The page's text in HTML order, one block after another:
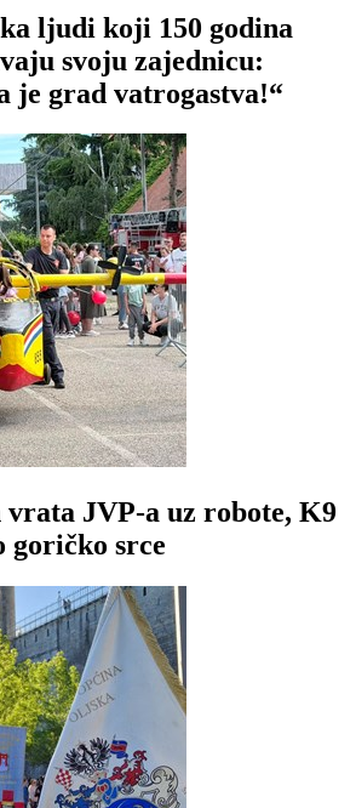
ljudi koji 150 godina
svoju zajednicu:
je grad vatrogastva!“
JVP-a uz robote, K9
goričko srce